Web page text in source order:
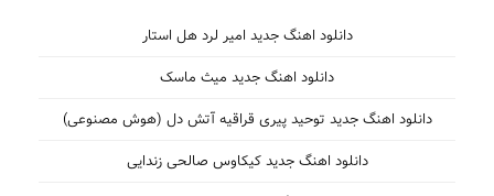
دانلود اهنگ جدید امیر لرد هل استار
دانلود اهنگ جدید میث ماسک
دانلود اهنگ جدید توحید پیری قراقیه آتش دل (هوش مصنوعی)
دانلود اهنگ جدید کیکاوس صالحی زندایی